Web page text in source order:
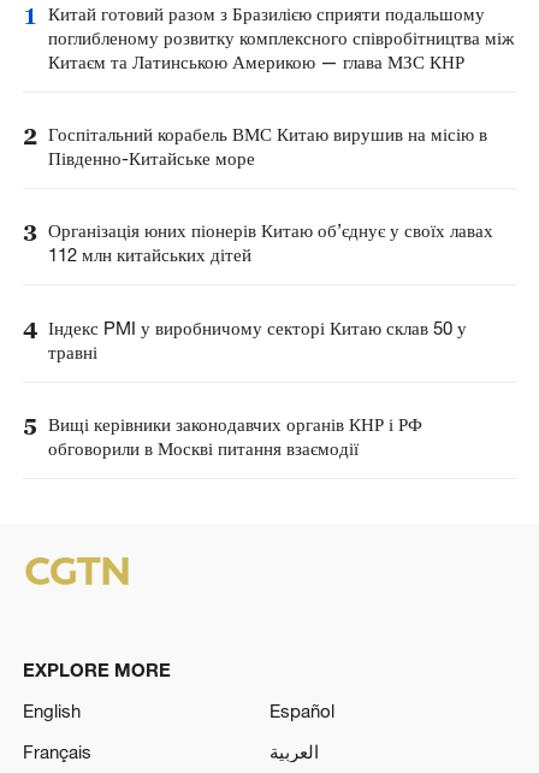
1
Китай готовий разом з Бразилією сприяти подальшому
поглибленому розвитку комплексного співробітництва між
Китаєм та Латинською Америкою — глава МЗС КНР
2 Госпітальний корабель ВМС Китаю вирушив на місію в
Південно-Китайське море
3 Організація юних піонерів Китаю об’єднує у своїх лавах
112 млн китайських дітей
4 Індекс PMI у виробничому секторі Китаю склав 50 у
травні
5 Вищі керівники законодавчих органів КНР і РФ
обговорили в Москві питання взаємодії
EXPLORE MORE
English
Español
Français
العربية